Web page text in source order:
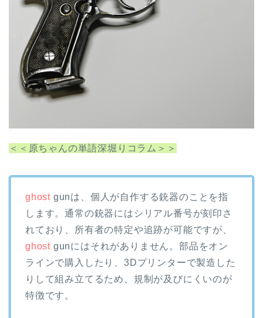
＜＜原ちゃんの単語深堀りコラム＞＞
ghost gunは、個人が自作する銃器のことを指
します。通常の銃器にはシリアル番号が刻印さ
れており、所有者の特定や追跡が可能ですが、
ghost gunにはそれがありません。部品をオン
ラインで購入したり、3Dプリンターで製造した
りして組み立てるため、規制が及びにくいのが
特徴です。